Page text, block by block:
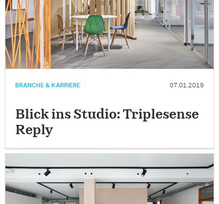
BRANCHE & KARRIERE 07.01.2019
Blick ins Studio: Triplesense
Reply